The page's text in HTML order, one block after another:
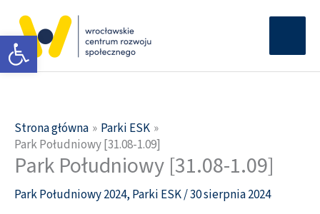
Otwórz pasek narzędzi
treści
Strona główna
Parki ESK
Park Południowy [31.08-1.09]
Park Południowy [31.08-1.09]
Park Południowy 2024, Parki ESK/30 sierpnia 2024